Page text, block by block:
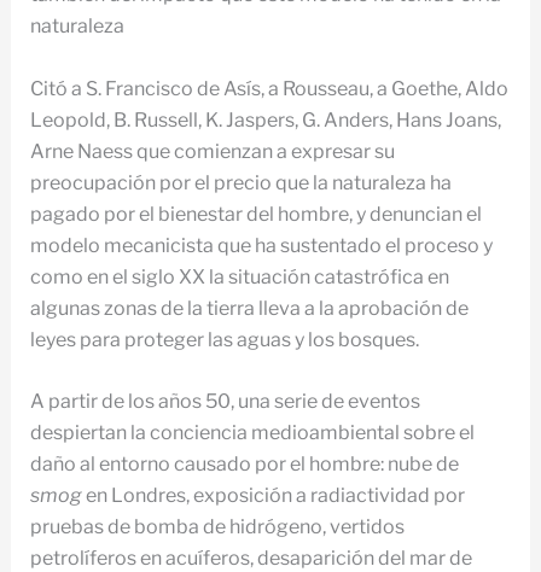
naturaleza
Citó a S. Francisco de Asís, a Rousseau, a Goethe, Aldo
Leopold, B. Russell, K. Jaspers, G. Anders, Hans Joans,
Arne Naess que comienzan a expresar su
preocupación por el precio que la naturaleza ha
pagado por el bienestar del hombre, y denuncian el
modelo mecanicista que ha sustentado el proceso y
como en el siglo XX la situación catastrófica en
algunas zonas de la tierra lleva a la aprobación de
leyes para proteger las aguas y los bosques.
A partir de los años 50, una serie de eventos
despiertan la conciencia medioambiental sobre el
daño al entorno causado por el hombre: nube de
smogen Londres, exposición a radiactividad por
pruebas de bomba de hidrógeno, vertidos
petrolíferos en acuíferos, desaparición del mar de